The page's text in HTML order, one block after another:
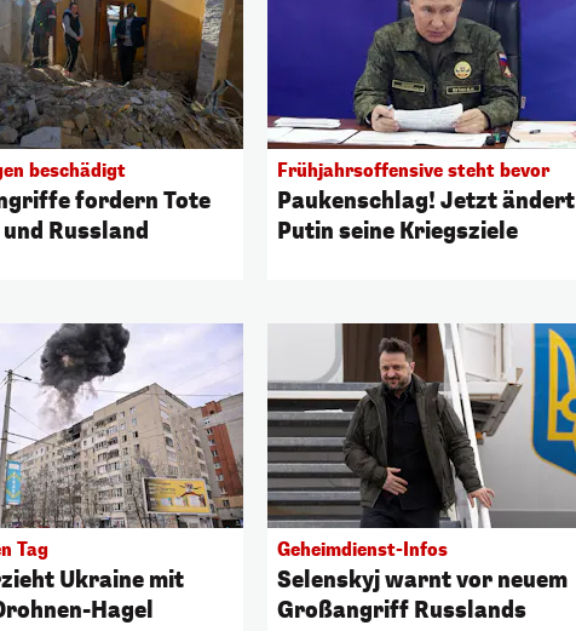
beschädigt
fordern Tote
Russland
Frühjahrsoffensive steht bevor
Paukenschlag! Jetzt ändert
Putin seine Kriegsziele
Tag
Ukraine mit
Hagel
Geheimdienst-Infos
Selenskyj warnt vor neuem
Großangriff Russlands